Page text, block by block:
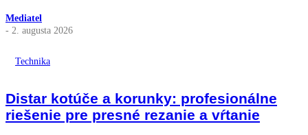
Mediatel
- 2. augusta 2026
Technika
Distar kotúče a korunky: profesionálne
riešenie pre presné rezanie a vŕtanie